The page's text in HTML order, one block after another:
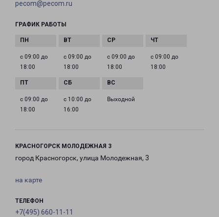
pecom@pecom.ru
ГРАФИК РАБОТЫ
с 09:00 до
18:00
с 09:00 до
18:00
с 09:00 до
18:00
с 09:00 до
18:00
с 09:00 до
18:00
с 10:00 до
16:00
Выходной
КРАСНОГОРСК МОЛОДЕЖНАЯ 3
город Красногорск, улица Молодежная, 3
на карте
ТЕЛЕФОН
+7(495) 660-11-11